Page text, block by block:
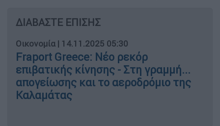
ΔΙΑΒΑΣΤΕ ΕΠΙΣΗΣ
Οικονομία | 14.11.2025 05:30
Fraport Greece: Νέο ρεκόρ
επιβατικής κίνησης - Στη γραμμή...
απογείωσης και το αεροδρόμιο της
Καλαμάτας